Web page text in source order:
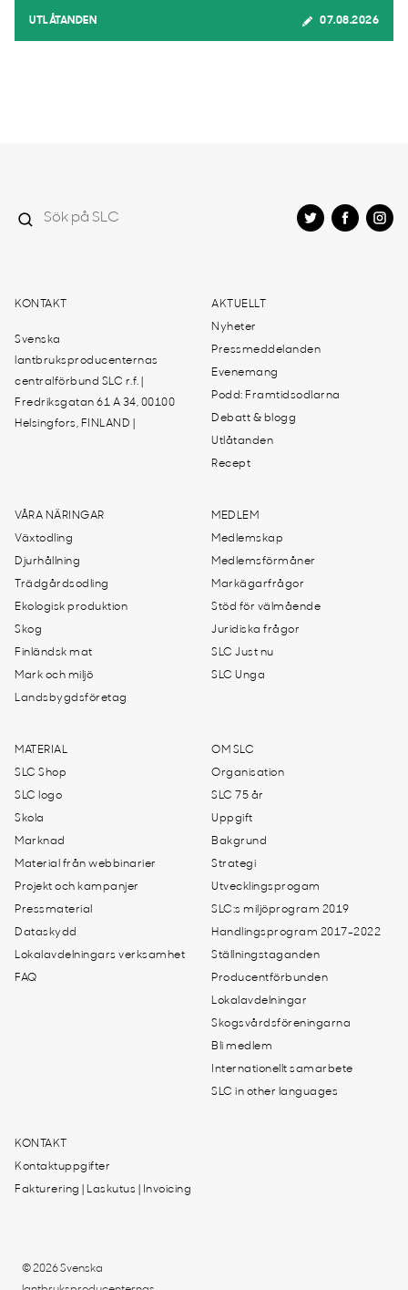
UTLÅTANDEN 07.08.2026
KONTAKT
Svenska
lantbruksproducenternas
centralförbund SLC r.f. |
Fredriksgatan 61 A 34, 00100
Helsingfors, FINLAND |
AKTUELLT
Nyheter
Pressmeddelanden
Evenemang
Podd: Framtidsodlarna
Debatt & blogg
Utlåtanden
Recept
VÅRA NÄRINGAR
Växtodling
Djurhållning
Trädgårdsodling
Ekologisk produktion
Skog
Finländsk mat
Mark och miljö
Landsbygdsföretag
MEDLEM
Medlemskap
Medlemsförmåner
Markägarfrågor
Stöd för välmående
Juridiska frågor
SLC Just nu
SLC Unga
MATERIAL
SLC Shop
SLC logo
Skola
Marknad
Material från webbinarier
Projekt och kampanjer
Pressmaterial
Dataskydd
Lokalavdelningars verksamhet
FAQ
OM SLC
Organisation
SLC 75 år
Uppgift
Bakgrund
Strategi
Utvecklingsprogam
SLC:s miljöprogram 2019
Handlingsprogram 2017-2022
Ställningstaganden
Producentförbunden
Lokalavdelningar
Skogsvårdsföreningarna
Bli medlem
Internationellt samarbete
SLC in other languages
KONTAKT
Kontaktuppgifter
Fakturering | Laskutus | Invoicing
© 2026 Svenska